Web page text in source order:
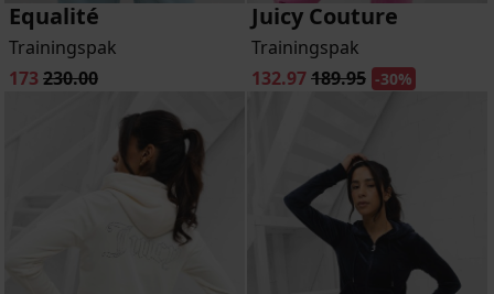
Equalité
Trainingspak
173 230.00
Juicy Couture
Trainingspak
132.97189.95 -30%